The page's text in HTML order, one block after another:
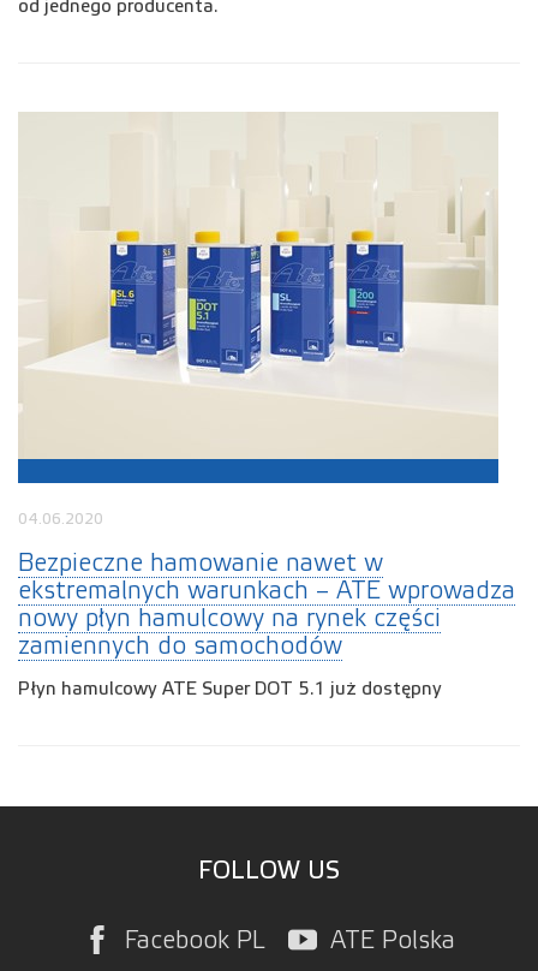
od jednego producenta.
04.06.2020
Bezpieczne hamowanie nawet w
ekstremalnych warunkach – ATE wprowadza
nowy płyn hamulcowy na rynek części
zamiennych do samochodów
Płyn hamulcowy ATE Super DOT 5.1 już dostępny
FOLLOW US
Facebook PL ATE Polska